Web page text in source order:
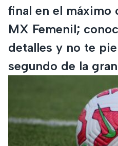
final en el máximo
MX Femenil;
detalles y no te
segundo de la